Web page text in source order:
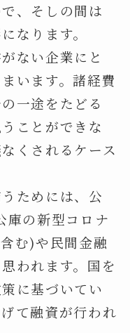
、そしの間は
なります。
ない企業にと
います。諸経費
一途をたどる
ことができな
くされるケース
ためには、公
庫の新型コロナ
む)や民間金融
われます。国を
に基づいてい
て融資が行われ